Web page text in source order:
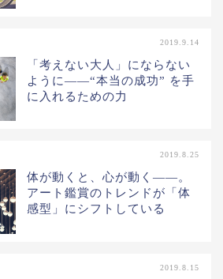
2019.9.14
「考えない大人」にならない
ように――“本当の成功” を手
に入れるための力
2019.8.25
体が動くと、心が動く――。
アート鑑賞のトレンドが「体
感型」にシフトしている
2019.8.15